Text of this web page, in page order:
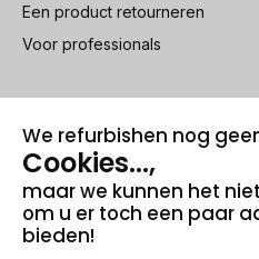
Een product retourneren
Voor professionals
100% beveiligde betaling